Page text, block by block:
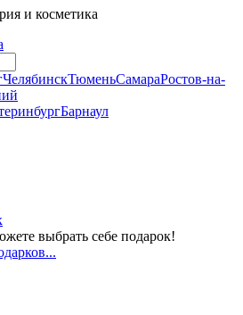
и косметика
ЧелябинскТюменьСамараРостов-на-
Барнаул
выбрать себе подарок!